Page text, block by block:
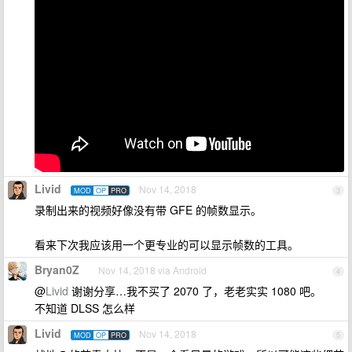
3
Livid MOD OP PRO Nov 14, 2018
录制出来的视频好像没有带 GFE 的帧数显示。
看来下次我应该用一个更专业的可以显示帧数的工具。
4
Bryan0Z Nov 14, 2018 via Android
@Livid 谢谢分享…我不买了 2070 了，老老实实 1080 吧。
不知道 DLSS 怎么样
5
Livid MOD OP PRO Nov 14, 2018